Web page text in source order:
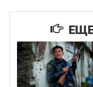
ЕЩЕ